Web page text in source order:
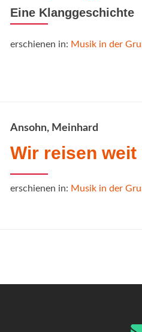
Eine Klanggeschichte
erschienen in: Musik in der
Ansohn, Meinhard
Wir reisen
erschienen in: Musik in der